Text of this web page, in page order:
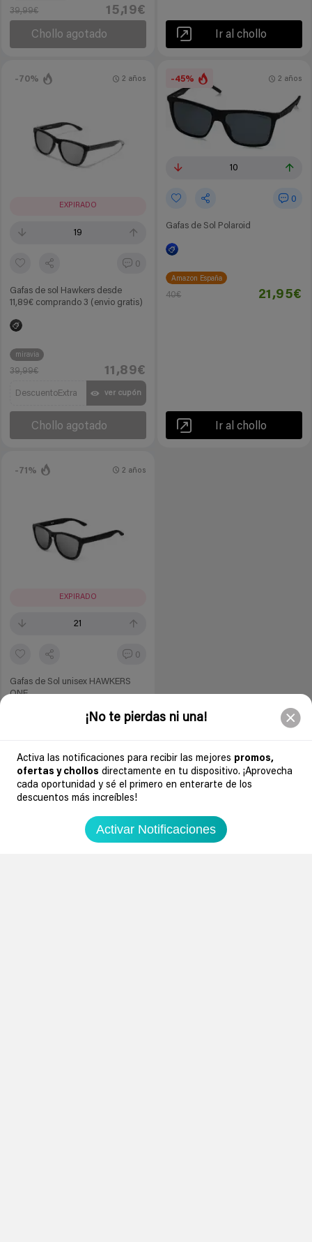
¡No te pierdas ni una!
Activa las notificaciones para recibir las mejores promos,
ofertas y chollos directamente en tu dispositivo. ¡Aprovecha
cada oportunidad y sé el primero en enterarte de los
descuentos más increíbles!
Activar Notificaciones
39,99€ 15,19€
Chollo agotado Ir al chollo
-70%
EXPIRADO
19
0
Gafas de sol Hawkers desde
11,89€ comprando 3 (envio gratis)
2 años
miravia
39,99€ 11,89€
DescuentoExtra ver cupón
Chollo agotado
-45%
10
0
Gafas de Sol Polaroid
2 años
Amazon España
40€ 21,95€
Ir al chollo
-71%
EXPIRADO
21
0
Gafas de Sol unisex HAWKERS
ONE
2 años
34,99€ 10,10€
DescuentoExtra ver cupón
Chollo agotado